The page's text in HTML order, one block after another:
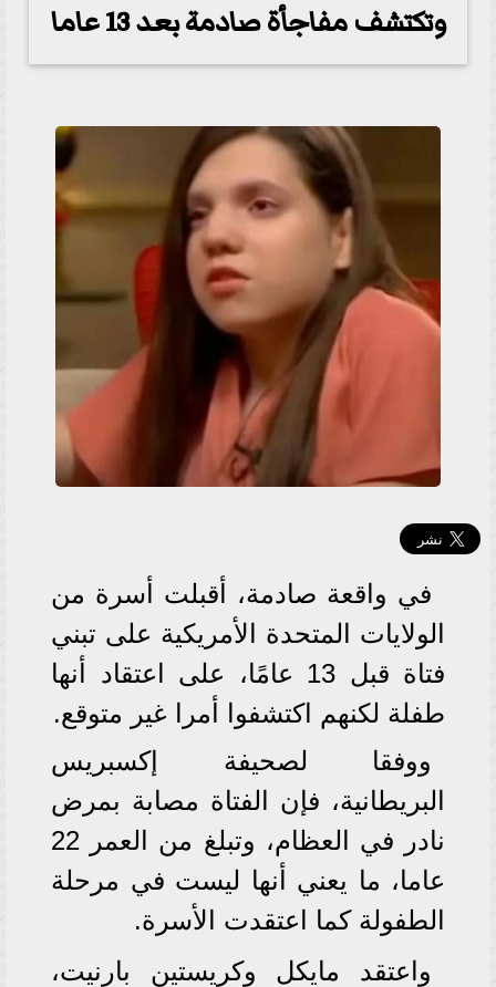
وتكتشف مفاجأة صادمة بعد 13 عاما
في واقعة صادمة، أقبلت أسرة من
الولايات المتحدة الأمريكية على تبني
فتاة قبل 13 عامًا، على اعتقاد أنها
طفلة لكنهم اكتشفوا أمرا غير متوقع.
ووفقا لصحيفة إكسبريس
البريطانية، فإن الفتاة مصابة بمرض
نادر في العظام، وتبلغ من العمر 22
عاما، ما يعني أنها ليست في مرحلة
الطفولة كما اعتقدت الأسرة.
واعتقد مايكل وكريستين بارنيت،